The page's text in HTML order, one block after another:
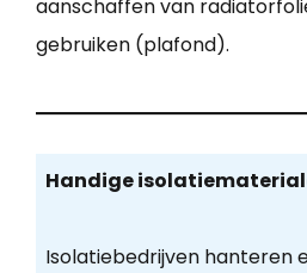
aanschaffen van
gebruiken (plafond).
Handige
Isolatiebedrijven hanteren